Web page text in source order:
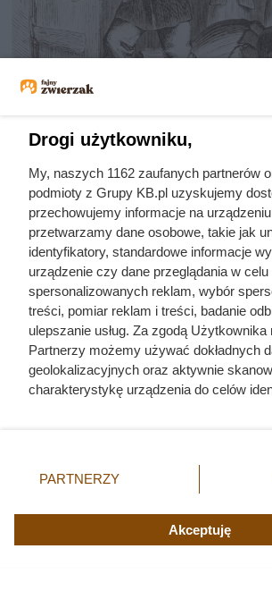
Nie harówka była
Prawdziwy koszmar
zaczynał się po
domu
Ostatnie godziny
Drogi użytkowniku,
My, naszych 1162 zaufanych partnerów
podmioty z Grupy KB.pl uzyskujemy
przechowujemy informacje na
przetwarzamy dane osobowe, takie jak
identyfikatory, standardowe informacje
urządzenie czy dane przeglądania w
spersonalizowanych reklam, wybór
treści, pomiar reklam i treści, badanie
ulepszanie usług. Za zgodą Użytkownika
Partnerzy możemy używać dokładnych
geolokalizacyjnych oraz aktywnie
charakterystykę urządzenia do celów
zmienić/wycofać klikając przycisk
znajdujący się w lewym dolnym rogu
użytkownika, ale masz prawo sprzeciwić
przetwarzaniu. Preferencje będą miały
PARTNERZY
Akceptuję